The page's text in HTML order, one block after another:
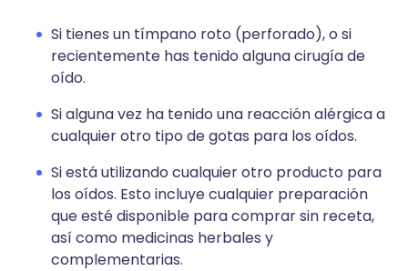
Si tienes un tímpano roto (perforado), o si
recientemente has tenido alguna cirugía de
oído.
Si alguna vez ha tenido una reacción alérgica a
cualquier otro tipo de gotas para los oídos.
Si está utilizando cualquier otro producto para
los oídos. Esto incluye cualquier preparación
que esté disponible para comprar sin receta,
así como medicinas herbales y
complementarias.